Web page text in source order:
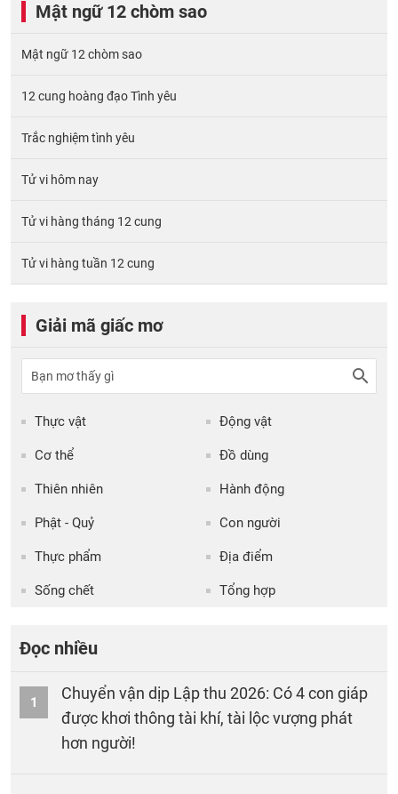
Mật ngữ 12 chòm sao
Mật ngữ 12 chòm sao
12 cung hoàng đạo Tình yêu
Trắc nghiệm tình yêu
Tử vi hôm nay
Tử vi hàng tháng 12 cung
Tử vi hàng tuần 12 cung
Giải mã giấc mơ
Thực vật Động vật
Cơ thể Đồ dùng
Thiên nhiên Hành động
Phật - Quỷ Con người
Thực phẩm Địa điểm
Sống chết Tổng hợp
Đọc nhiều
1
Chuyển vận dịp Lập thu 2026: Có 4 con giáp
được khơi thông tài khí, tài lộc vượng phát
hơn người!